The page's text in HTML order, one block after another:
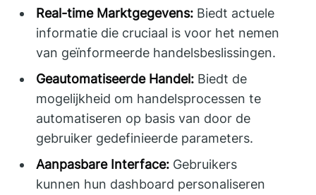
Real-time Marktgegevens: Biedt actuele
informatie die cruciaal is voor het nemen
van geïnformeerde handelsbeslissingen.
Geautomatiseerde Handel: Biedt de
mogelijkheid om handelsprocessen te
automatiseren op basis van door de
gebruiker gedefinieerde parameters.
Aanpasbare Interface: Gebruikers
kunnen hun dashboard personaliseren